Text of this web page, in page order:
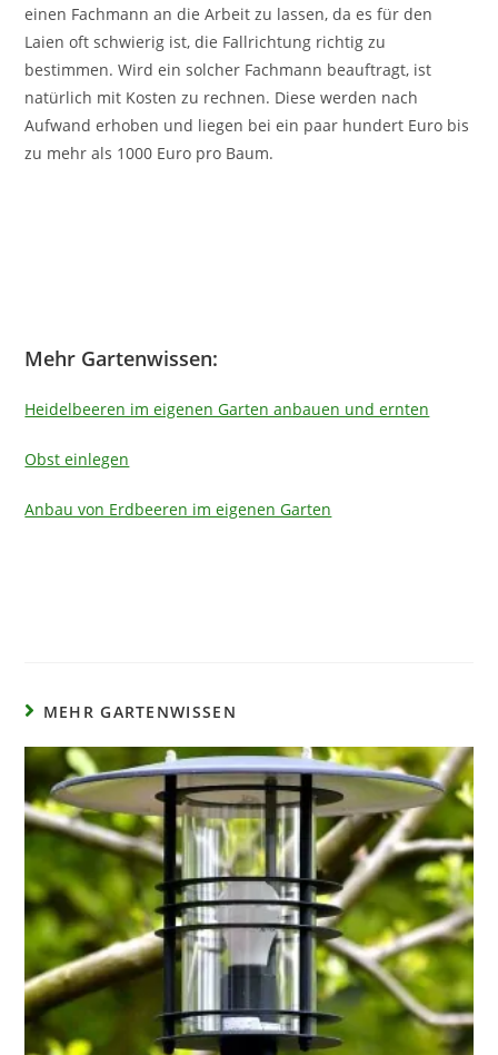
einen Fachmann an die Arbeit zu lassen, da es für den
Laien oft schwierig ist, die Fallrichtung richtig zu
bestimmen. Wird ein solcher Fachmann beauftragt, ist
natürlich mit Kosten zu rechnen. Diese werden nach
Aufwand erhoben und liegen bei ein paar hundert Euro bis
zu mehr als 1000 Euro pro Baum.
Mehr Gartenwissen:
Heidelbeeren im eigenen Garten anbauen und ernten
Obst einlegen
Anbau von Erdbeeren im eigenen Garten
MEHR GARTENWISSEN